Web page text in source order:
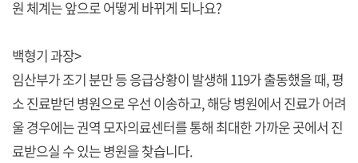
원 체계는 앞으로 어떻게 바뀌게 되나요?
백형기 과장>
임산부가 조기 분만 등 응급상황이 발생해 119가 출동했을 때, 평
소 진료받던 병원으로 우선 이송하고, 해당 병원에서 진료가 어려
울 경우에는 권역 모자의료센터를 통해 최대한 가까운 곳에서 진
료받으실 수 있는 병원을 찾습니다.